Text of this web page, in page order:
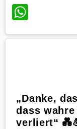
„Danke,
dass
verliert“